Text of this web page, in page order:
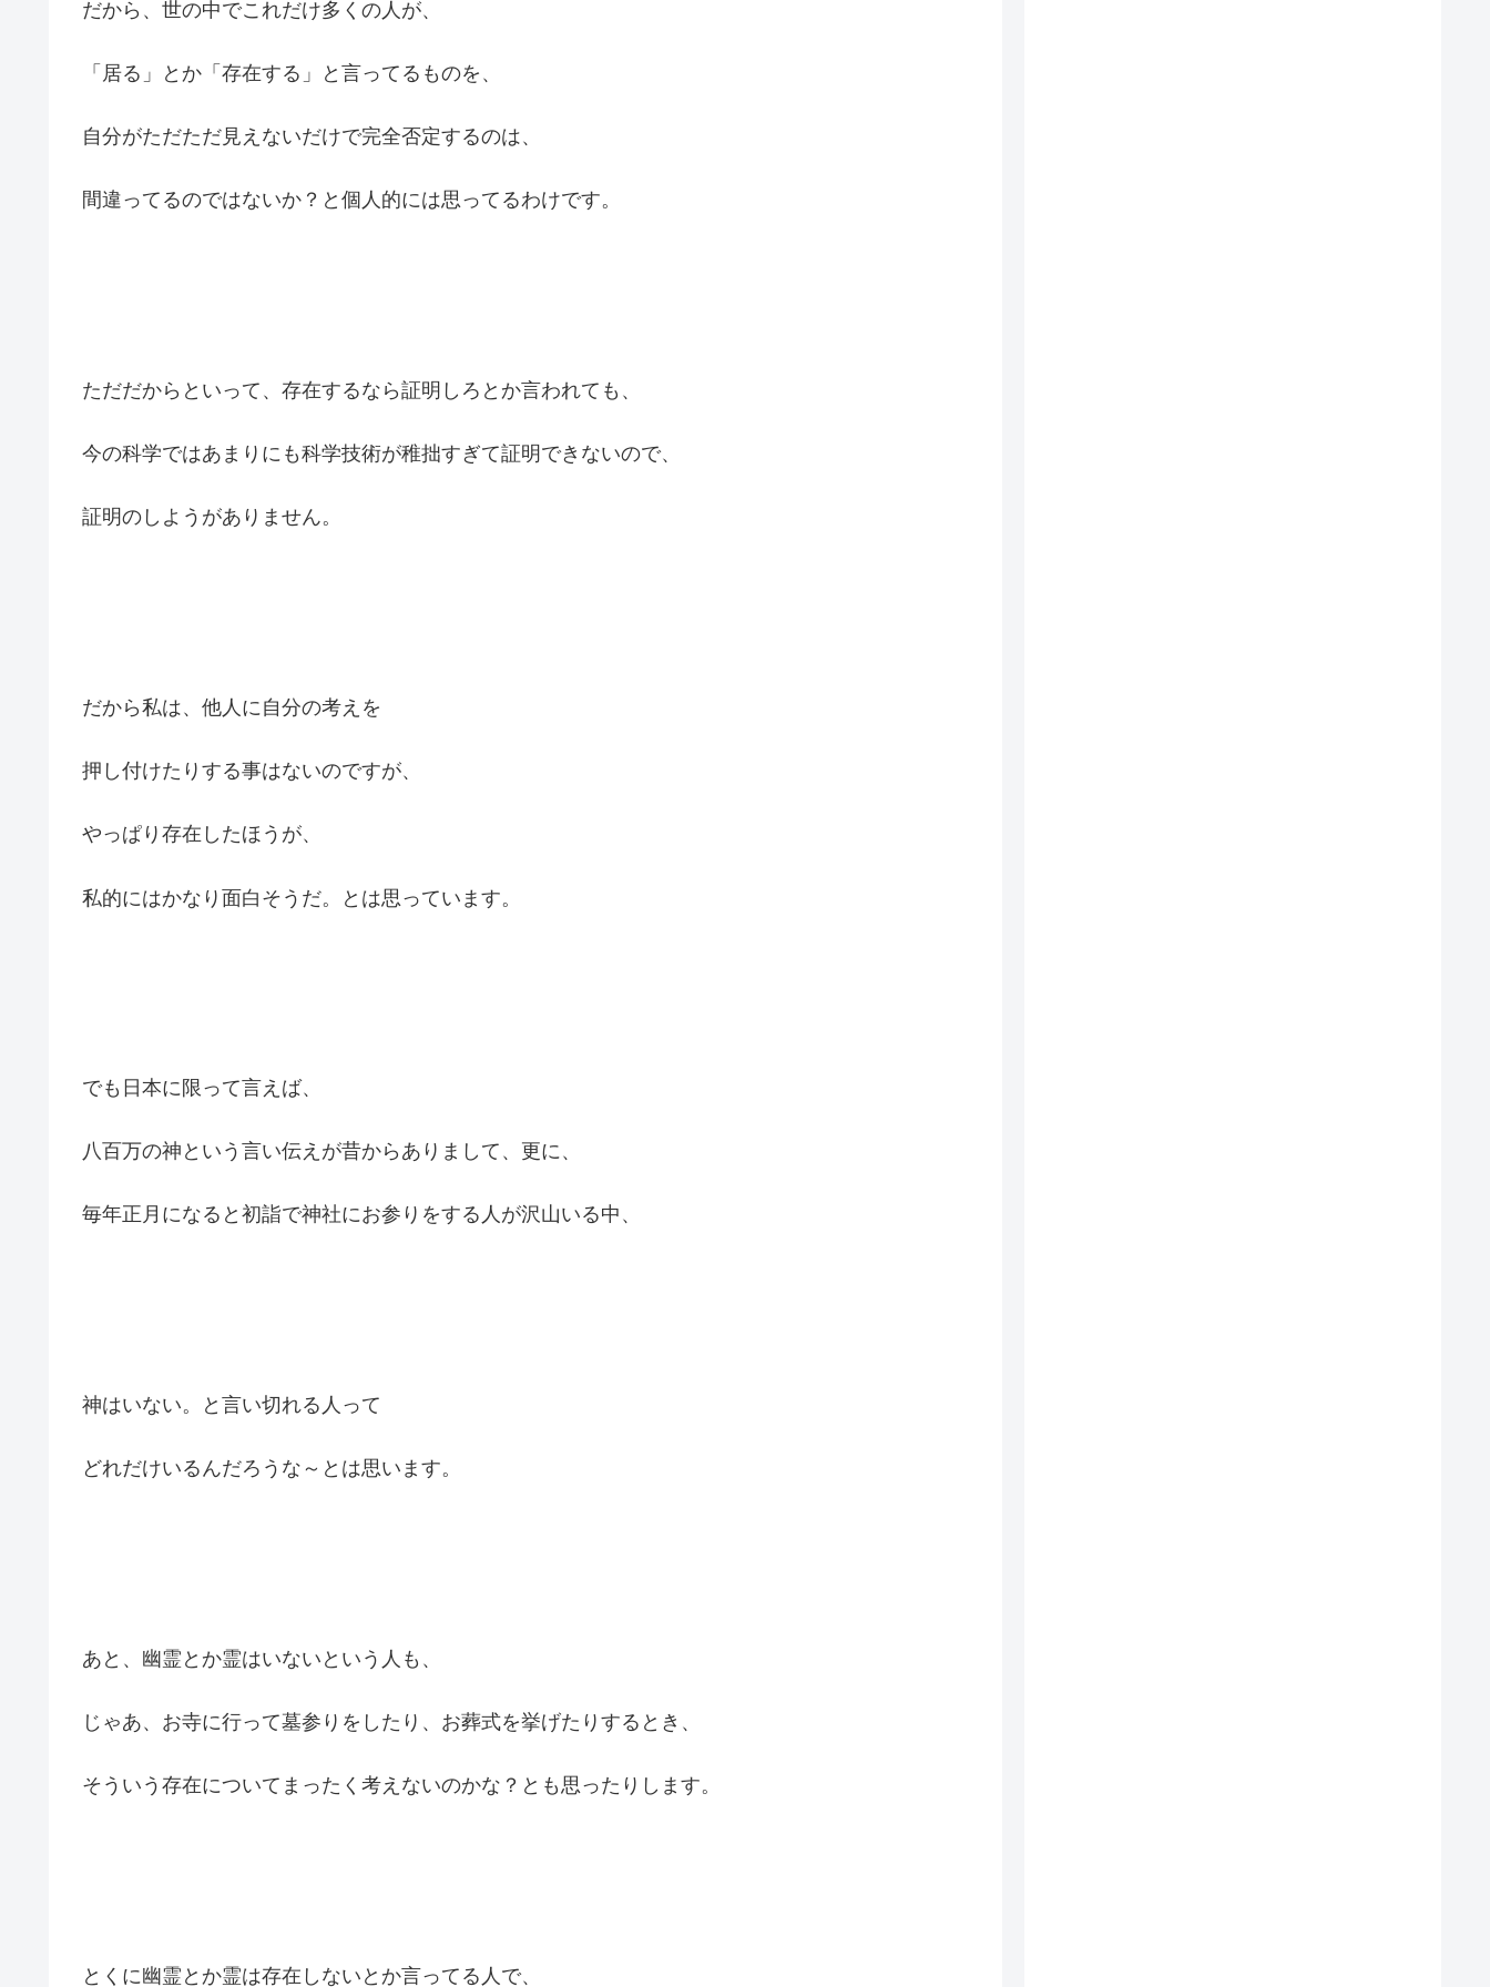
だから、世の中でこれだけ多くの人が、
「居る」とか「存在する」と言ってるものを、
自分がただただ見えないだけで完全否定するのは、
間違ってるのではないか？と個人的には思ってるわけです。
ただだからといって、存在するなら証明しろとか言われても、
今の科学ではあまりにも科学技術が稚拙すぎて証明できないので、
証明のしようがありません。
だから私は、他人に自分の考えを
押し付けたりする事はないのですが、
やっぱり存在したほうが、
私的にはかなり面白そうだ。とは思っています。
でも日本に限って言えば、
八百万の神という言い伝えが昔からありまして、更に、
毎年正月になると初詣で神社にお参りをする人が沢山いる中、
神はいない。と言い切れる人って
どれだけいるんだろうな～とは思います。
あと、幽霊とか霊はいないという人も、
じゃあ、お寺に行って墓参りをしたり、お葬式を挙げたりするとき、
そういう存在についてまったく考えないのかな？とも思ったりします。
とくに幽霊とか霊は存在しないとか言ってる人で、